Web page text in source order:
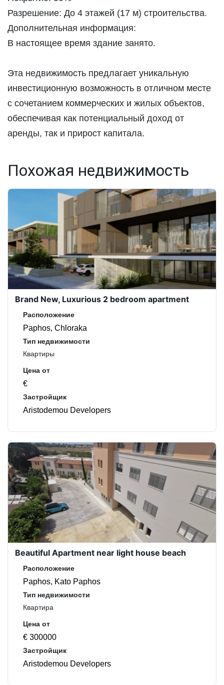
Разрешение: До 4 этажей (17 м) строительства.
Дополнительная информация:
В настоящее время здание занято.
Эта недвижимость предлагает уникальную
инвестиционную возможность в отличном месте
с сочетанием коммерческих и жилых объектов,
обеспечивая как потенциальный доход от
аренды, так и прирост капитала.
Похожая недвижимость
Brand New, Luxurious 2 bedroom apartment
Расположение
Paphos, Chloraka
Тип недвижимости
Квартиры
Цена от
€
Застройщик
Aristodemou Developers
Beautiful Apartment near light house beach
Расположение
Paphos, Kato Paphos
Тип недвижимости
Квартира
Цена от
€ 300000
Застройщик
Aristodemou Developers